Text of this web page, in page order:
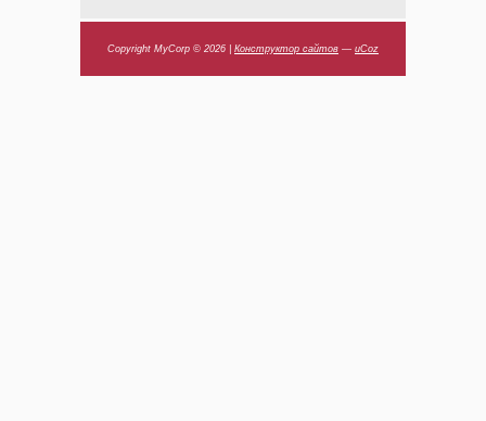
Copyright MyCorp © 2026 Конструктор сайтов — uCoz